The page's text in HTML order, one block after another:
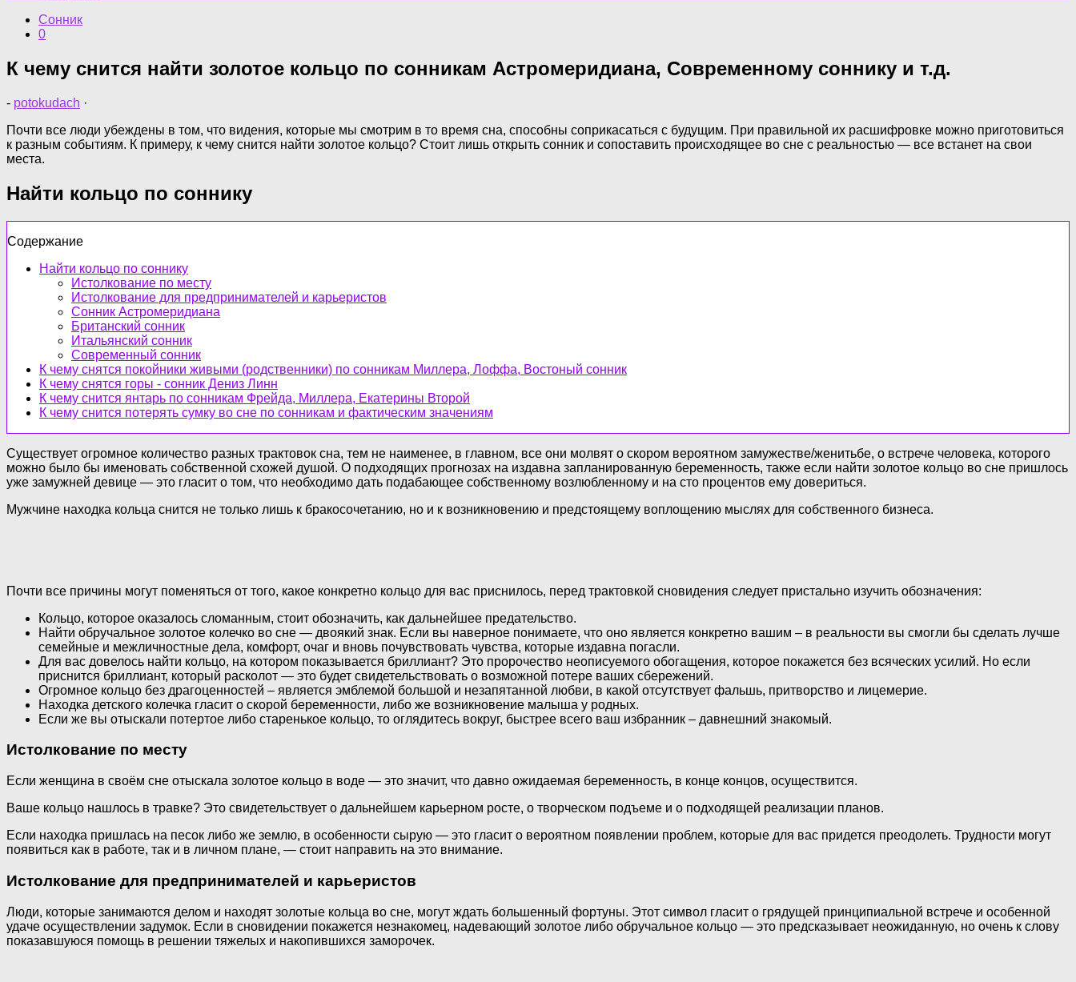
Сонник
0
К чему снится найти золотое кольцо по сонникам Астромеридиана, Современному соннику и т.д.
- potokudach ·
Почти все люди убеждены в том, что видения, которые мы смотрим в то время сна, способны соприкасаться с будущим. При правильной их расшифровке можно приготовиться
к разным событиям. К примеру, к чему снится найти золотое кольцо? Стоит лишь открыть сонник и сопоставить происходящее во сне с реальностью — все встанет на свои
места.
Найти кольцо по соннику
Содержание
Найти кольцо по соннику
Истолкование по месту
Истолкование для предпринимателей и карьеристов
Сонник Астромеридиана
Британский сонник
Итальянский сонник
Современный сонник
К чему снятся покойники живыми (родственники) по сонникам Миллера, Лоффа, Востоный сонник
К чему снятся горы - сонник Дениз Линн
К чему снится янтарь по сонникам Фрейда, Миллера, Екатерины Второй
К чему снится потерять сумку во сне по сонникам и фактическим значениям
Существует огромное количество разных трактовок сна, тем не наименее, в главном, все они молвят о скором вероятном замужестве/женитьбе, о встрече человека, которого
можно было бы именовать собственной схожей душой. О подходящих прогнозах на издавна запланированную беременность, также если найти золотое кольцо во сне пришлось
уже замужней девице — это гласит о том, что необходимо дать подабающее собственному возлюбленному и на сто процентов ему довериться.
Мужчине находка кольца снится не только лишь к бракосочетанию, но и к возникновению и предстоящему воплощению мыслях для собственного бизнеса.
Почти все причины могут поменяться от того, какое конкретно кольцо для вас приснилось, перед трактовкой сновидения следует пристально изучить обозначения:
Кольцо, которое оказалось сломанным, стоит обозначить, как дальнейшее предательство.
Найти обручальное золотое колечко во сне — двоякий знак. Если вы наверное понимаете, что оно является конкретно вашим – в реальности вы смогли бы сделать лучше
семейные и межличностные дела, комфорт, очаг и вновь почувствовать чувства, которые издавна погасли.
Для вас довелось найти кольцо, на котором показывается бриллиант? Это пророчество неописуемого обогащения, которое покажется без всяческих усилий. Но если
приснится бриллиант, который расколот — это будет свидетельствовать о возможной потере ваших сбережений.
Огромное кольцо без драгоценностей – является эмблемой большой и незапятанной любви, в какой отсутствует фальшь, притворство и лицемерие.
Находка детского колечка гласит о скорой беременности, либо же возникновение малыша у родных.
Если же вы отыскали потертое либо старенькое кольцо, то оглядитесь вокруг, быстрее всего ваш избранник – давнешний знакомый.
Истолкование по месту
Если женщина в своём сне отыскала золотое кольцо в воде — это значит, что давно ожидаемая беременность, в конце концов, осуществится.
Ваше кольцо нашлось в травке? Это свидетельствует о дальнейшем карьерном росте, о творческом подъеме и о подходящей реализации планов.
Если находка пришлась на песок либо же землю, в особенности сырую — это гласит о вероятном появлении проблем, которые для вас придется преодолеть. Трудности могут
появиться как в работе, так и в личном плане, — стоит направить на это внимание.
Истолкование для предпринимателей и карьеристов
Люди, которые занимаются делом и находят золотые кольца во сне, могут ждать большенный фортуны. Этот символ гласит о грядущей принципиальной встрече и особенной
удаче осуществлении задумок. Если в сновидении покажется незнакомец, надевающий золотое либо обручальное кольцо — это предсказывает неожиданную, но очень к слову
показавшуюся помощь в решении тяжелых и накопившихся заморочек.